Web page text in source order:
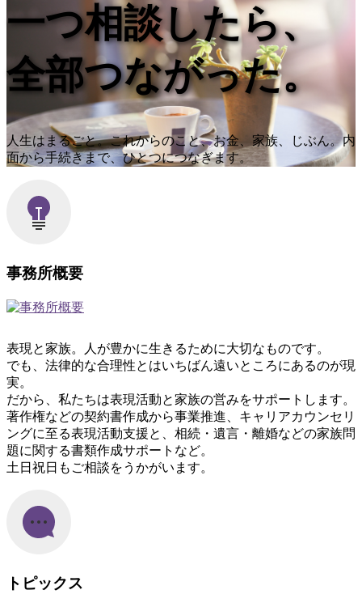
一つ相談したら、
全部つながった。
人生はまるごと。これからのこと、お金、家族、じぶん。内
面から手続きまで、ひとつにつなぎます。
事務所概要
表現と家族。人が豊かに生きるために大切なものです。
でも、法律的な合理性とはいちばん遠いところにあるのが現
実。
だから、 私たちは表現活動と家族の営みをサポートします。
著作権などの契約書作成から事業推進、キャリアカウンセリ
ングに至る表現活動支援と、相続・遺言・離婚などの家族問
題に関する書類作成サポートなど。
土日祝日もご相談をうかがいます。
トピックス